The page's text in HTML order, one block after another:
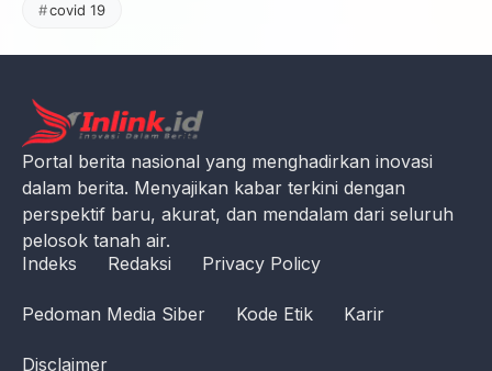
covid 19
Portal berita nasional yang menghadirkan inovasi
dalam berita. Menyajikan kabar terkini dengan
perspektif baru, akurat, dan mendalam dari seluruh
pelosok tanah air.
Indeks
Redaksi Privacy Policy
Pedoman Media Siber Kode Etik Karir
Disclaimer